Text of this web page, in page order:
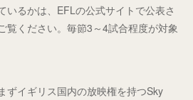
いるかは、EFLの公式サイトで公表さ
覧ください。毎節3～4試合程度が対象
ずイギリス国内の放映権を持つSky